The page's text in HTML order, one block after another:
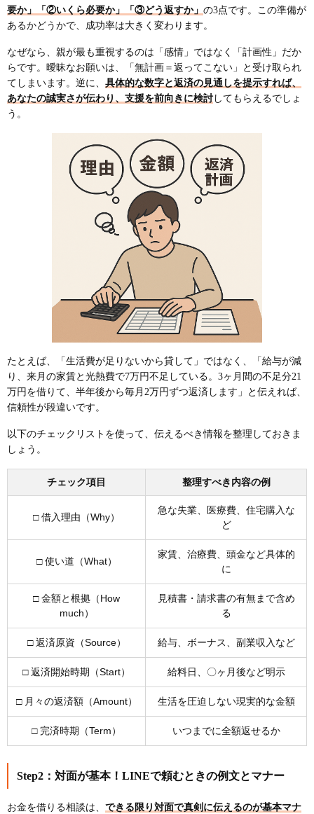
要か」「②いくら必要か」「③どう返すか」 の3点です。この準備が
あるかどうかで、成功率は大きく変わります。
なぜなら、親が最も重視するのは「感情」ではなく「計画性」だか
らです。曖昧なお願いは、「無計画＝返ってこない」と受け取られ
てしまいます。逆に、 具体的な数字と返済の見通しを提示すれば、
あなたの誠実さが伝わり、支援を前向きに検討 してもらえるでしょ
う。
たとえば、「生活費が足りないから貸して」ではなく、「給与が減
り、来月の家賃と光熱費で7万円不足している。3ヶ月間の不足分21
万円を借りて、半年後から毎月2万円ずつ返済します」と伝えれば、
信頼性が段違いです。
以下のチェックリストを使って、伝えるべき情報を整理しておきま
しょう。
チェック項目 整理すべき内容の例
□ 借入理由（Why）
急な失業、医療費、住宅購入な
ど
□ 使い道（What）
家賃、治療費、頭金など具体的
に
□ 金額と根拠（How
much）
見積書・請求書の有無まで含め
る
□ 返済原資（Source） 給与、ボーナス、副業収入など
□ 返済開始時期（Start） 給料日、〇ヶ月後など明示
□ 月々の返済額（Amount） 生活を圧迫しない現実的な金額
□ 完済時期（Term） いつまでに全額返せるか
Step2：対面が基本！LINEで頼むときの例文とマナー
お金を借りる相談は、 できる限り対面で真剣に伝えるのが基本マナ